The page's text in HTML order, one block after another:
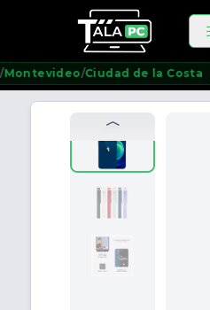
/Ciudad de la Costa